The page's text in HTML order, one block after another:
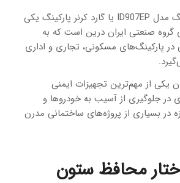
محافظ ستون پارکینگ مدل ID907EP یا گارد کرنر پارکینگ یکی
گروه صنعتی ایران درین است که به‌
در پارکینگ‌های مسکونی، تجاری و اداری
یکی از مهم‌ترین تجهیزات ایمنی
در جلوگیری از آسیب به خودروها و
در بسیاری از پروژه‌های ساختمانی مدرن
محافظ ستون